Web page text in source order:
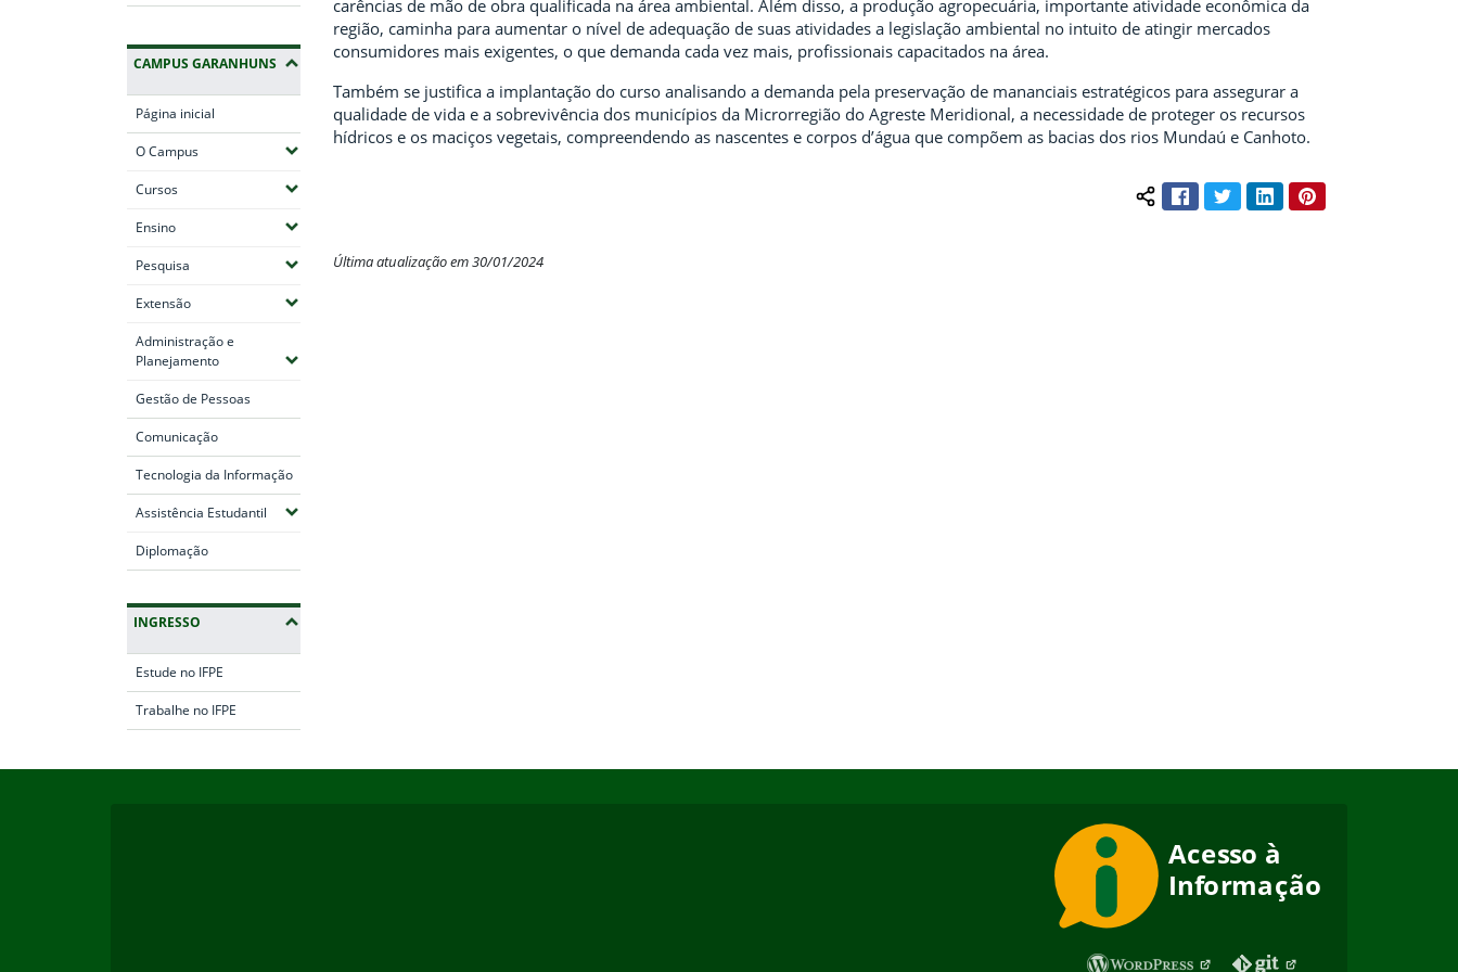
CAMPUS GARANHUNS
Página inicial
O Campus(Expandir submenus)
Cursos(Expandir submenus)
Ensino(Expandir submenus)
Pesquisa (Expandir submenus)
Extensão(Expandir submenus)
Administração e
Planejamento(Expandir submenus)
Gestão de Pessoas
Comunicação
Tecnologia da Informação
Assistência Estudantil (Expandir submenus)
Diplomação
INGRESSO
Estude no IFPE
Trabalhe no IFPE
carências de mão de obra qualificada na área ambiental. Além disso, a produção agropecuária, importante atividade econômica da
região, caminha para aumentar o nível de adequação de suas atividades a legislação ambiental no intuito de atingir mercados
consumidores mais exigentes, o que demanda cada vez mais, profissionais capacitados na área.
Também se justifica a implantação do curso analisando a demanda pela preservação de mananciais estratégicos para assegurar a
qualidade de vida e a sobrevivência dos municípios da Microrregião do Agreste Meridional, a necessidade de proteger os recursos
hídricos e os maciços vegetais, compreendendo as nascentes e corpos d’água que compõem as bacias dos rios Mundaú e Canhoto.
Compartilhar conteúdo:
FacebookTwitterLinkedInPinterest
Última atualização em 30/01/2024